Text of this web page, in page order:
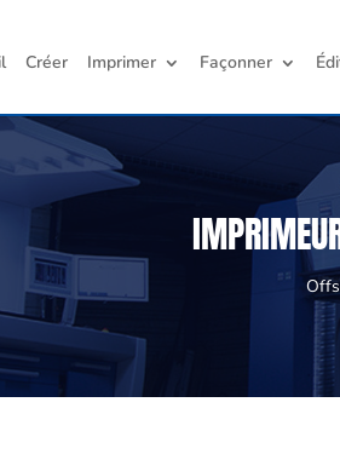
Créer Imprimer Façonner